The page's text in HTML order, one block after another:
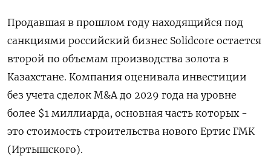
Продавшая в прошлом году находящийся под
санкциями российский бизнес Solidcore остается
второй по объемам производства золота в
Казахстане. Компания оценивала инвестиции
без учета сделок M&A до 2029 года на уровне
более $1 миллиарда, основная часть которых -
это стоимость строительства нового Ертис ГМК
(Иртышского).